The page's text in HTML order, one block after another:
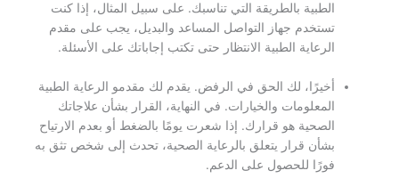
الطبية بالطريقة التي تناسبك. على سبيل المثال، إذا كنت
تستخدم جهاز التواصل المساعد والبديل، يجب على مقدم
الرعاية الطبية الانتظار حتى تكتب إجاباتك على الأسئلة.
أخيرًا، لك الحق في الرفض. يقدم لك مقدمو الرعاية الطبية
المعلومات والخيارات. في النهاية، القرار بشأن علاجاتك
الصحية هو قرارك. إذا شعرت يومًا بالضغط أو بعدم الارتياح
بشأن قرار يتعلق بالرعاية الصحية، تحدث إلى شخص تثق به
فورًا للحصول على الدعم.